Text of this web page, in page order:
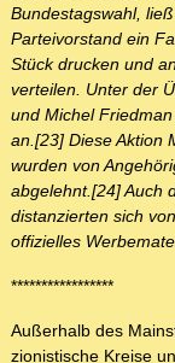
Bundestagswahl,
Parteivorstand ein
Stück drucken und
verteilen. Unter der
und Michel
an.[23] Diese Aktion
wurden von
abgelehnt.[24] Auch
distanzierten sich
offizielles
*****************
Außerhalb des
zionistische Kreise